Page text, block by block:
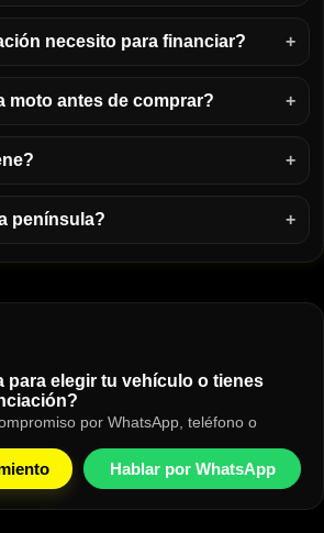
necesito para financiar?
moto antes de comprar?
península?
para elegir tu vehículo o tienes
por WhatsApp, teléfono o
Hablar por WhatsApp